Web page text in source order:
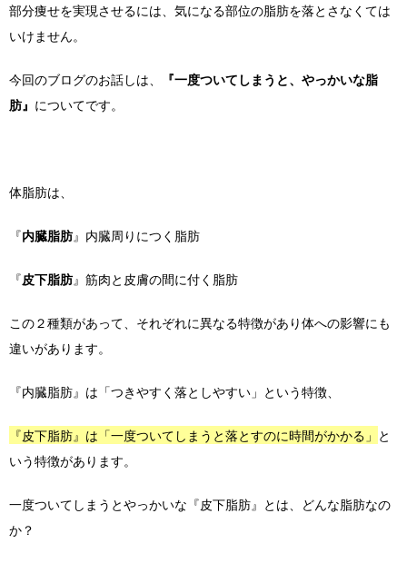
部分痩せを実現させるには、気になる部位の脂肪を落とさなくては
いけません。
今回のブログのお話しは、
『一度ついてしまうと、やっかいな脂
肪』 についてです。
体脂肪は、
『内臓脂肪』内臓周りにつく脂肪
『皮下脂肪』筋肉と皮膚の間に付く脂肪
この２種類があって、それぞれに異なる特徴があり体への影響にも
違いがあります。
『内臓脂肪』は「つきやすく落としやすい」という特徴、
『皮下脂肪』は「一度ついてしまうと落とすのに時間がかかる」 と
いう特徴があります。
一度ついてしまうとやっかいな『皮下脂肪』とは、どんな脂肪なの
か？